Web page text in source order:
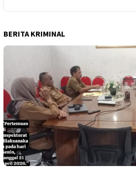
BERITA KRIMINAL